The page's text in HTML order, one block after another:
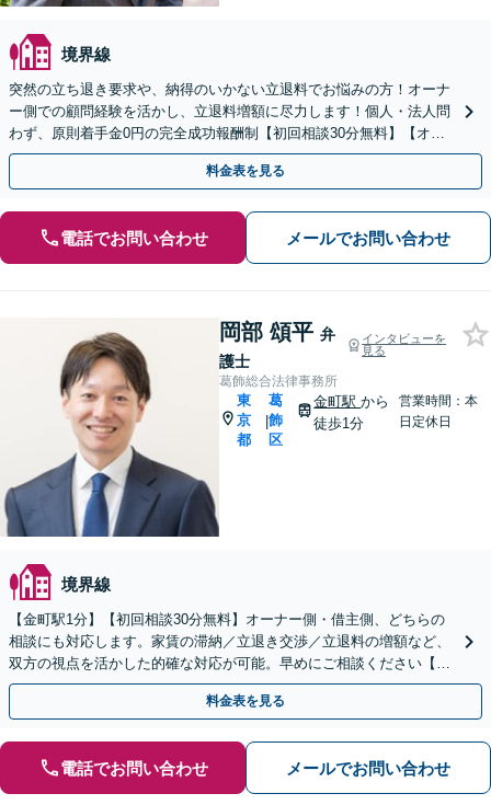
境界線
突然の立ち退き要求や、納得のいかない立退料でお悩みの方！オーナ
ー側での顧問経験を活かし、立退料増額に尽力します！個人・法人問
わず、原則着手金0円の完全成功報酬制【初回相談30分無料】【オン
ライン対応可】【弁護士直通電話】【夜間休日相談可】
料金表を見る
電話でお問い合わせ メールでお問い合わせ
岡部 頌平 弁
護士
インタビューを
見る
葛飾総合法律事務所
東
京
都
|
葛
飾
区
金町駅から
徒歩1分
営業時間：本
日定休日
境界線
【金町駅1分】【初回相談30分無料】オーナー側・借主側、どちらの
相談にも対応します。家賃の滞納／立退き交渉／立退料の増額など、
双方の視点を活かした的確な対応が可能。早めにご相談ください【不
動産売買契約の解除や損害賠償請求のご相談にも対応】
料金表を見る
電話でお問い合わせ メールでお問い合わせ